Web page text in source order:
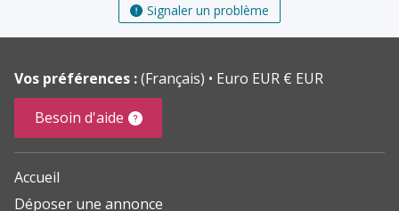
Signaler un problème
Vos préférences :(Français)
Euro EUR € EUR
Besoin d'aide
Accueil
Déposer une annonce